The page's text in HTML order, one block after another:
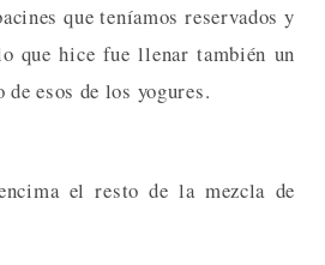
que teníamos reservados y
que hice fue llenar también un
esos de los yogures.
el resto de la mezcla de